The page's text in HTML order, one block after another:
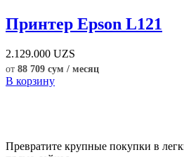
Принтер Epson L121
2.129.000 UZS
от 88 709 сум / месяц
В корзину
Превратите крупные покупки в